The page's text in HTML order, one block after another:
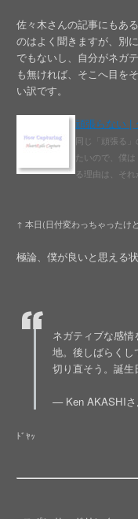
佐々木さんの記事にもあ
のはよく聞きますが、別
でもないし、自分がネガ
も無ければ、そこへ目を
い訳です。
頑張らない |
同じ「頑張る
たいので、僕
る理由は、そ
↑ 本日(日付変わっちゃったけ
極論、僕が良いと思える
ネガティブな感
地。後しばらく
切り直そう。誕
— Ken AKASHI
ﾄﾞﾔｯ